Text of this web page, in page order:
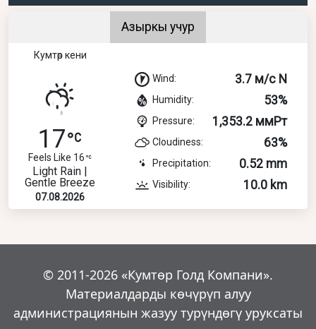
Азыркы учур
Кумтөр кени
17
Feels Like 16
Light Rain |
Gentle Breeze
07.08.2026
Wind: 3.7 м/с N
Humidity: 53%
Pressure: 1,353.2 ммРт
Cloudiness: 63%
Precipitation: 0.52 mm
Visibility: 10.0 km
© 2011-2026 «Кумтөр Голд Компани».
Материалдарды көчүрүп алуу
администрациянын жазуу турүндөгү уруксаты